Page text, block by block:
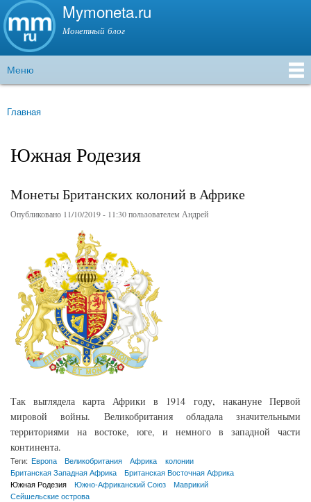
Перейти к
содержанию
Mymoneta.ru
Монетный блог
Главное меню
Меню
Вы здесь
Главная
Южная Родезия
Монеты Британских колоний в Африке
Опубликовано 11/10/2019 - 11:30 пользователем Андрей
Так выглядела карта Африки в 1914 году, накануне Первой
мировой войны. Великобритания обладала значительными
территориями на востоке, юге, и немного в западной части
континента.
Теги: Европа Великобритания Африка
колонии
Британская Западная Африка
Британская Восточная Африка
Южная Родезия
Южно-Африканский Союз
Маврикий
Сейшельские острова